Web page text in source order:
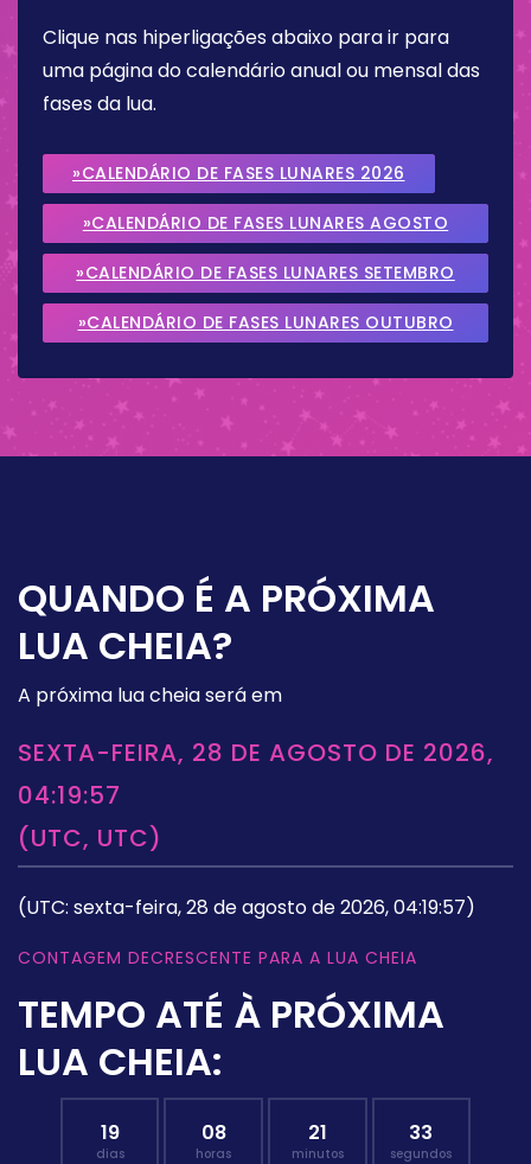
Clique nas hiperligações abaixo para ir para
uma página do calendário anual ou mensal das
fases da lua.
»CALENDÁRIO DE FASES LUNARES 2026
»CALENDÁRIO DE FASES LUNARES AGOSTO
2026
»CALENDÁRIO DE FASES LUNARES SETEMBRO
2026
»CALENDÁRIO DE FASES LUNARES OUTUBRO
QUANDO É A PRÓXIMA
LUA CHEIA?
A próxima lua cheia será em
SEXTA-FEIRA, 28 DE AGOSTO DE 2026,
04:19:57
(UTC, UTC)
(UTC: sexta-feira, 28 de agosto de 2026, 04:19:57)
CONTAGEM DECRESCENTE PARA A LUA CHEIA
TEMPO ATÉ À PRÓXIMA
LUA CHEIA:
19
dias
08
horas
21
minutos
32
segundos